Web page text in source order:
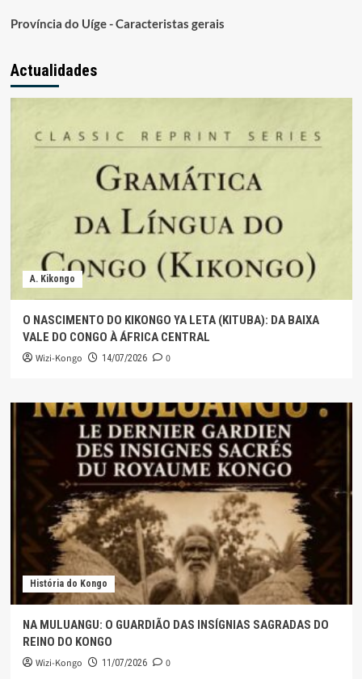
Província do Uíge - Caracteristas gerais
Actualidades
A. Kikongo
O NASCIMENTO DO KIKONGO YA LETA (KITUBA): DA BAIXA
VALE DO CONGO À ÁFRICA CENTRAL
Wizi-Kongo 14/07/2026 0
História do Kongo
NA MULUANGU: O GUARDIÃO DAS INSÍGNIAS SAGRADAS DO
REINO DO KONGO
Wizi-Kongo 11/07/2026 0